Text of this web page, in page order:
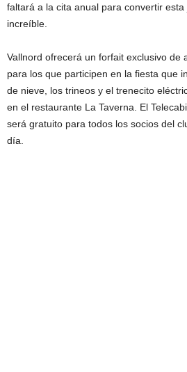
faltará a la cita anual para convertir
increíble.
Vallnord ofrecerá un forfait exclusivo de
para los que participen en la fiesta que
de nieve, los trineos y el trenecito
en el restaurante La Taverna. El
será gratuito para todos los socios del
día.